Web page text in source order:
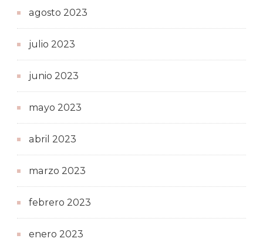
agosto 2023
julio 2023
junio 2023
mayo 2023
abril 2023
marzo 2023
febrero 2023
enero 2023